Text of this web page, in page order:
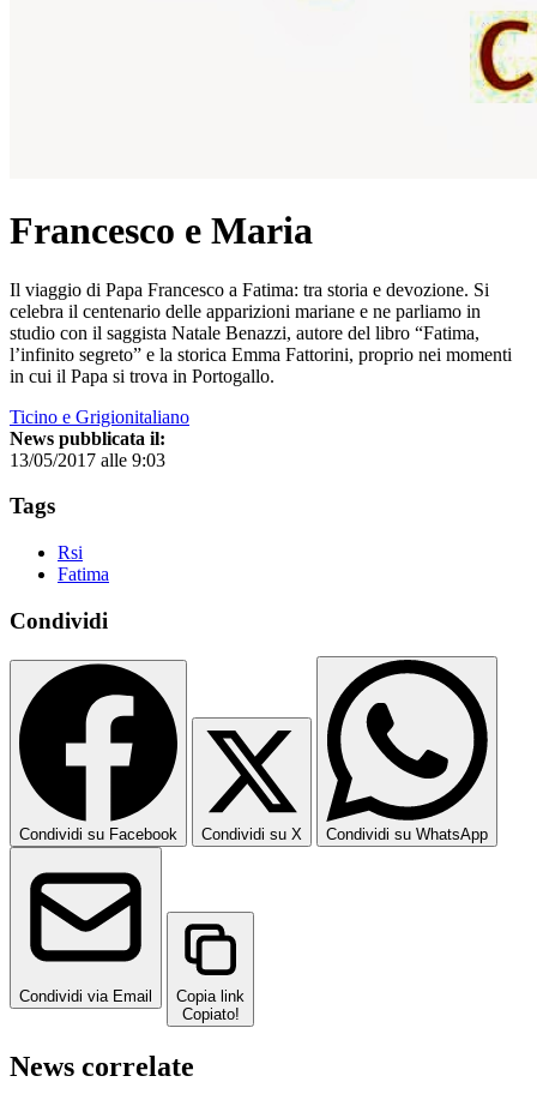
Francesco e Maria
Il viaggio di Papa Francesco a Fatima: tra storia e devozione. Si
celebra il centenario delle apparizioni mariane e ne parliamo in
studio con il saggista Natale Benazzi, autore del libro “Fatima,
l’infinito segreto” e la storica Emma Fattorini, proprio nei momenti
in cui il Papa si trova in Portogallo.
Ticino e Grigionitaliano
News pubblicata il:
13/05/2017 alle 9:03
Tags
Rsi
Fatima
Condividi
Condividi su Facebook Condividi su X Condividi su WhatsApp
Condividi via Email
Copia link
Copiato!
News correlate